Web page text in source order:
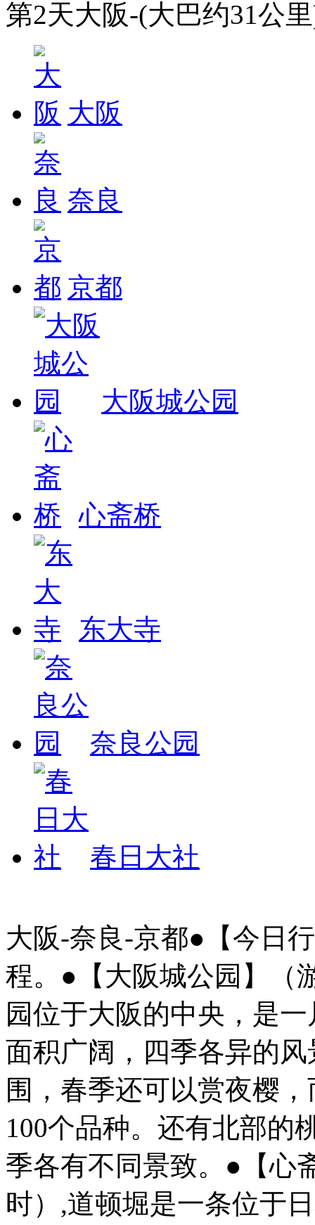
第2天大阪-(大巴约31公
大阪
奈良
京都
大阪城公园
心斋桥
东大寺
奈良公园
春日大社
大阪-奈良-京都●【今日
程。●【大阪城公园】（
园位于大阪的中央，是
面积广阔，四季各异的
围，春季还可以赏夜樱
100个品种。还有北部的
季各有不同景致。●【心
时）,道顿堀是一条位于